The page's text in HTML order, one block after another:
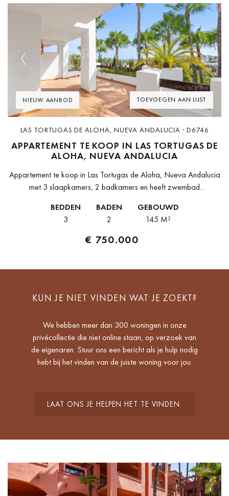
TOEVOEGEN AAN LIJST
Previous Next
NIEUW AANBOD
LAS TORTUGAS DE ALOHA, NUEVA ANDALUCIA · D6746
APPARTEMENT TE KOOP IN LAS TORTUGAS DE
ALOHA, NUEVA ANDALUCIA
Appartement te koop in Las Tortugas de Aloha, Nueva Andalucia
met 3 slaapkamers, 2 badkamers en heeft zwembad
(gemeenschappelijk). Afmetingen: 145m² gebouwd en 47m²
terras.Deze...
BEDDEN
3
BADEN
2
GEBOUWD
145 M²
€ 750.000
KUN JE NIET VINDEN WAT JE ZOEKT?
We hebben meer dan 300 woningen in onze
privécollectie die niet online staan, op verzoek van
de eigenaren. Stuur ons een bericht als je hulp nodig
hebt bij het vinden van de juiste woning voor jou.
LAAT ONS JE HELPEN HET TE VINDEN.